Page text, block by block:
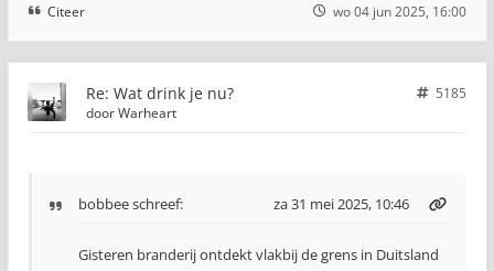
Citeer wo 04 jun 2025, 16:00
Re: Wat drink je nu?
5185
doorWarheart
bobbeeschreef: za 31 mei 2025, 10:46
Gisteren branderij ontdekt vlakbij de grens in Duitsland